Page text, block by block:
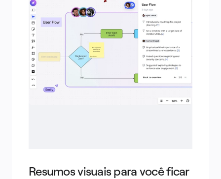
Resumos visuais para você ficar